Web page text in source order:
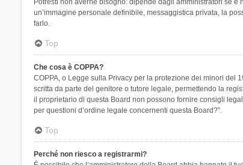
Potresti non averne bisogno: dipende dagli amministratori se
un’immagine personale definibile, messaggistica privata, la
farlo.
Top
Che cosa è COPPA?
COPPA, o Legge sulla Privacy per la protezione dei minori del
scritta da parte del genitore o tutore legale, permettendo la
il proprietario di questa Board non possono fornire consigli
per questioni d’ordine legale concernenti questa Board?”.
Top
Perché non riesco a registrarmi?